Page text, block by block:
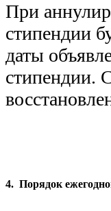
При
стипендии
даты
стипендии.
4. Порядок